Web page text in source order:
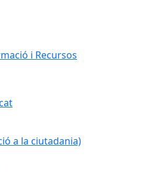
i Recursos
a la ciutadania)